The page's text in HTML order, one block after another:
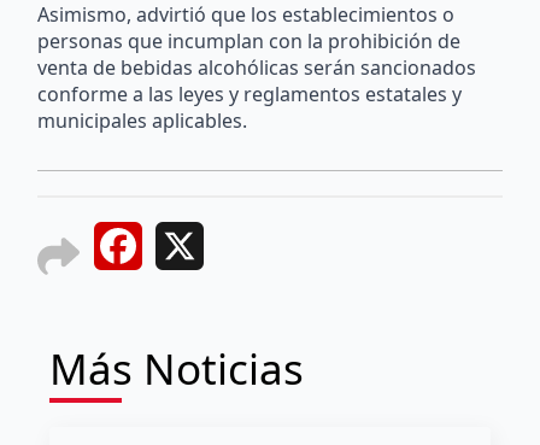
Asimismo, advirtió que los establecimientos o
personas que incumplan con la prohibición de
venta de bebidas alcohólicas serán sancionados
conforme a las leyes y reglamentos estatales y
municipales aplicables.
Facebook
Más Noticias